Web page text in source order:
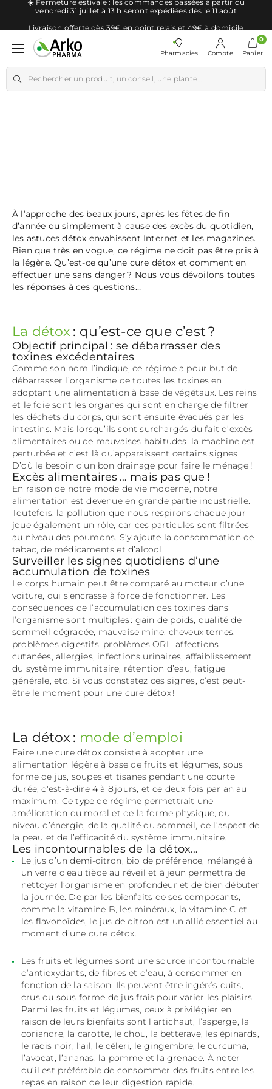
Aller directement au contenu
☀️ Fermeture estivale : les commandes passées à partir du
vendredi 31 juillet à 13 h seront expédiées dès le 11 août
Livraison offerte dès 39€ en point relais et 49€ à domicile
Ouvrir le menu
Rechercher un produit, un conseil, une plante…
Pharmacies Compte Panier
00
À l’approche des beaux jours, après les fêtes de fin
d’année ou simplement à cause des excès du quotidien,
les astuces détox envahissent Internet et les magazines.
Bien que très en vogue, ce régime ne doit pas être pris à
la légère. Qu’est-ce qu’une cure détox et comment en
effectuer une sans danger ? Nous vous dévoilons toutes
les réponses à ces questions…
La détox : qu’est-ce que c’est ?
Objectif principal : se débarrasser des
toxines excédentaires
Comme son nom l’indique, ce régime a pour but de
débarrasser l’organisme de toutes les toxines en
adoptant une alimentation à base de végétaux. Les reins
et le foie sont les organes qui sont en charge de filtrer
les déchets du corps, qui sont ensuite évacués par les
intestins. Mais lorsqu’ils sont surchargés du fait d’excès
alimentaires ou de mauvaises habitudes, la machine est
perturbée et c’est là qu’apparaissent certains signes.
D’où le besoin d’un bon drainage pour faire le ménage !
Excès alimentaires … mais pas que !
En raison de notre mode de vie moderne, notre
alimentation est devenue en grande partie industrielle.
Toutefois, la pollution que nous respirons chaque jour
joue également un rôle, car ces particules sont filtrées
au niveau des poumons. S’y ajoute la consommation de
tabac, de médicaments et d’alcool.
Surveiller les signes quotidiens d’une
accumulation de toxines
Le corps humain peut être comparé au moteur d’une
voiture, qui s’encrasse à force de fonctionner. Les
conséquences de l’accumulation des toxines dans
l’organisme sont multiples : gain de poids, qualité de
sommeil dégradée, mauvaise mine, cheveux ternes,
problèmes digestifs, problèmes ORL, affections
cutanées, allergies, infections urinaires, affaiblissement
du système immunitaire, rétention d’eau, fatigue
générale, etc. Si vous constatez ces signes, c’est peut-
être le moment pour une cure détox !
La détox : mode d’emploi
Faire une cure détox consiste à adopter une
alimentation légère à base de fruits et légumes, sous
forme de jus, soupes et tisanes pendant une courte
durée, c'est-à-dire 4 à 8 jours, et ce deux fois par an au
maximum. Ce type de régime permettrait une
amélioration du moral et de la forme physique, du
niveau d’énergie, de la qualité du sommeil, de l’aspect de
la peau et de l’efficacité du système immunitaire.
Les incontournables de la détox…
Le jus d’un demi-citron, bio de préférence, mélangé à
un verre d’eau tiède au réveil et à jeun permettra de
nettoyer l’organisme en profondeur et de bien débuter
la journée. De par les bienfaits de ses composants,
comme la vitamine B, les minéraux, la vitamine C et
les flavonoïdes, le jus de citron est un allié essentiel au
moment d’une cure détox.
Les fruits et légumes sont une source incontournable
d’antioxydants, de fibres et d’eau, à consommer en
fonction de la saison. Ils peuvent être ingérés cuits,
crus ou sous forme de jus frais pour varier les plaisirs.
Parmi les fruits et légumes, ceux à privilégier en
raison de leurs bienfaits sont l’artichaut, l’asperge, la
coriandre, la carotte, le chou, la betterave, les épinards,
le radis noir, l’ail, le céleri, le gingembre, le curcuma,
l’avocat, l’ananas, la pomme et la grenade. À noter
qu’il est préférable de consommer des fruits entre les
repas en raison de leur digestion rapide.